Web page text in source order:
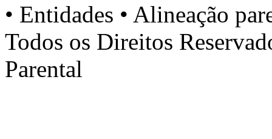
• Entidades • Alineação
Todos os Direitos
Parental